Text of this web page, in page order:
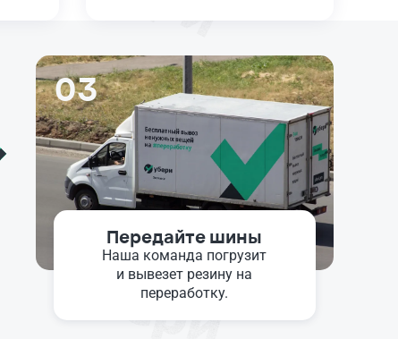
03
Передайте шины
Наша команда погрузит
и вывезет резину на
переработку.